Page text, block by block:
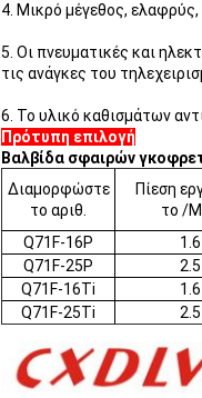
4. Μικρό μέγεθος,
5. Οι πνευματικές και
τις ανάγκες του
6. Το υλικό καθισμάτων
Πρότυπη επιλογή
Βαλβίδα σφαιρών
Διαμορφώστε
το αριθ.
Πίεση
το /
Q71F-16P
1.6
Q71F-25P
2.5
Q71F-16Ti
1.6
Q71F-25Ti
2.5